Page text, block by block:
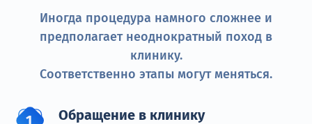
Иногда процедура намного сложнее и
предполагает неоднократный поход в
клинику.
Соответственно этапы могут меняться.
Обращение в клинику